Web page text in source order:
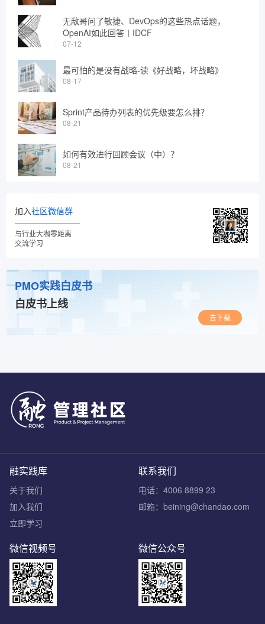
无敌哥问了敏捷、DevOps的这些热点话题，
OpenAI如此回答丨IDCF
07-12
最可怕的是没有战略-读《好战略，坏战略》
08-17
Sprint产品待办列表的优先级要怎么排？
08-21
如何有效进行回顾会议（中）？
08-21
加入社区微信群
与行业大咖零距离
交流学习
PMO实践白皮书
白皮书上线
去下载
联系我们
电话：4006 8899 23
邮箱：beining@chandao.com
融实践库
关于我们
加入我们
立即学习
微信公众号
微信视频号